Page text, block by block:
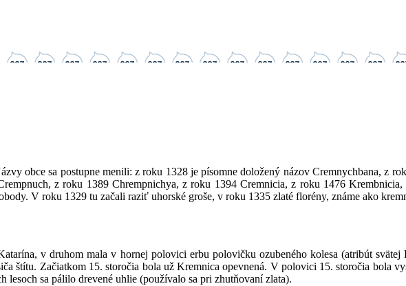
obce sa postupne menili: z roku 1328 je písomne doložený názov Cremnychbana, z
z roku 1389 Chrempnichya, z roku 1394 Cremnicia, z roku 1476
V roku 1329 tu začali raziť uhorské groše, v roku 1335 zlaté florény, známe ako
v druhom mala v hornej polovici erbu polovičku ozubeného kolesa (atribút
štítu. Začiatkom 15. storočia bola už Kremnica opevnená. V polovici 15. storočia bola
sa pálilo drevené uhlie (používalo sa pri zhutňovaní zlata).